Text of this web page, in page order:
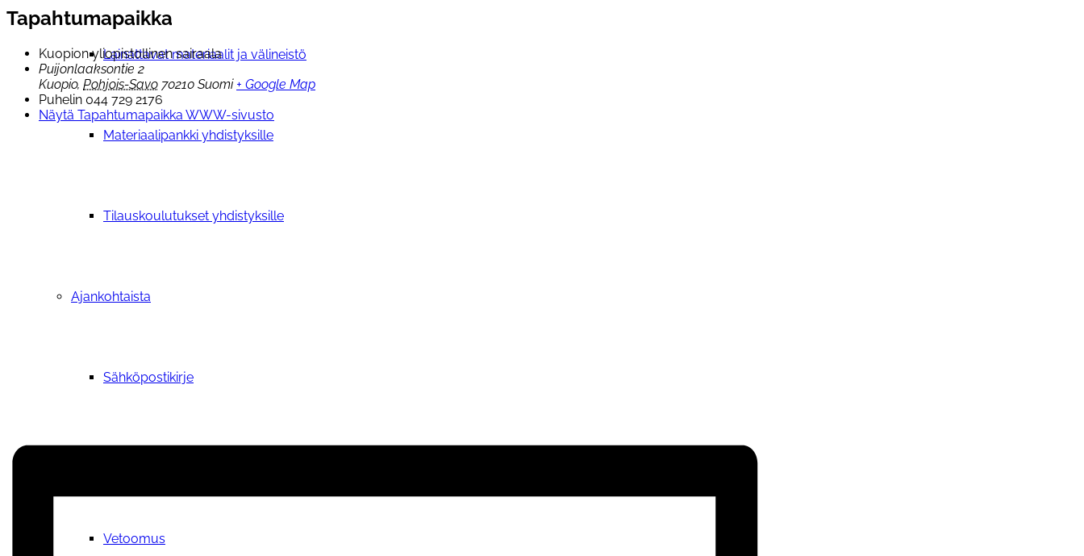
Lainattavat materiaalit ja välineistö
Materiaalipankki yhdistyksille
Tilauskoulutukset yhdistyksille
Ajankohtaista
Sähköpostikirje
Vetoomus
Tapahtumapaikka
Kuopion yliopistollinen sairaala
Puijonlaaksontie 2
Kuopio, Pohjois-Savo 70210 Suomi + Google Map
Puhelin 044 729 2176
Näytä Tapahtumapaikka WWW-sivusto